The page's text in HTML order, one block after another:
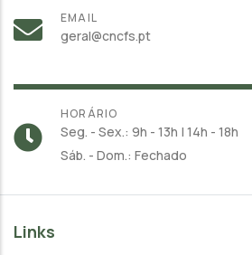
EMAIL
geral@cncfs.pt
HORÁRIO
Seg. - Sex.: 9h - 13h | 14h - 18h
Sáb. - Dom.: Fechado
Links